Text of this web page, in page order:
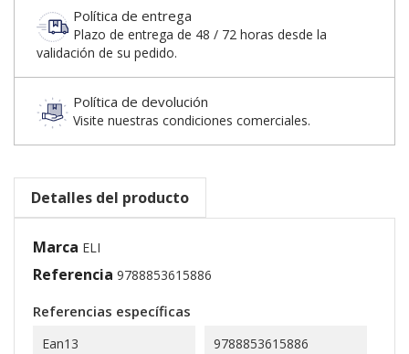
Política de entrega
Plazo de entrega de 48 / 72 horas desde la
validación de su pedido.
Política de devolución
Visite nuestras condiciones comerciales.
Detalles del producto
Marca ELI
Referencia 9788853615886
Referencias específicas
Ean13 9788853615886